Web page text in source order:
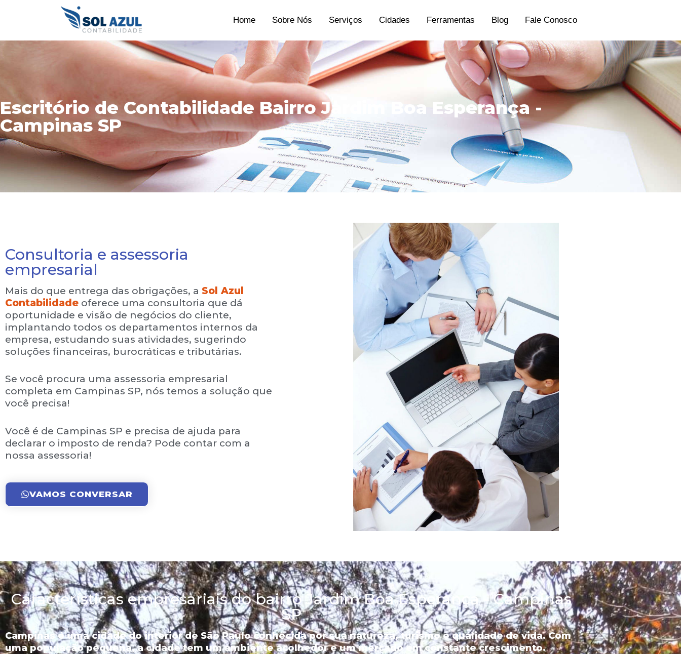
conteúdo
Home Sobre Nós Serviços Cidades Ferramentas Blog Fale Conosco
Escritório de Contabilidade Bairro Jardim Boa Esperança -
Campinas SP
Consultoria e assessoria
empresarial
Mais do que entrega das obrigações, a Sol Azul
Contabilidade oferece uma consultoria que dá
oportunidade e visão de negócios do cliente,
implantando todos os departamentos internos da
empresa, estudando suas atividades, sugerindo
soluções financeiras, burocráticas e tributárias.
Se você procura uma assessoria empresarial
completa em Campinas SP, nós temos a solução que
você precisa!
Você é de Campinas SP e precisa de ajuda para
declarar o imposto de renda? Pode contar com a
nossa assessoria!
VAMOS CONVERSAR
Características empresariais do bairro Jardim Boa Esperança - Campinas
SP
Campinas é uma cidade do interior de São Paulo conhecida por sua natureza, turismo e qualidade de vida. Com
uma população pequena, a cidade tem um ambiente acolhedor e um mercado em constante crescimento.